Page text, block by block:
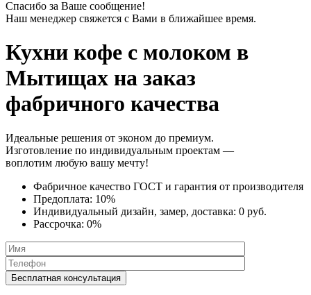
Спасибо за Ваше сообщение!
Наш менеджер свяжется с Вами в ближайшее время.
Кухни кофе с молоком в
Мытищах на заказ
фабричного качества
Идеальные решения от эконом до премиум.
Изготовление по индивидуальным проектам —
воплотим любую вашу мечту!
Фабричное качество ГОСТ и гарантия от производителя
Предоплата: 10%
Индивидуальный дизайн, замер, доставка: 0 руб.
Рассрочка: 0%